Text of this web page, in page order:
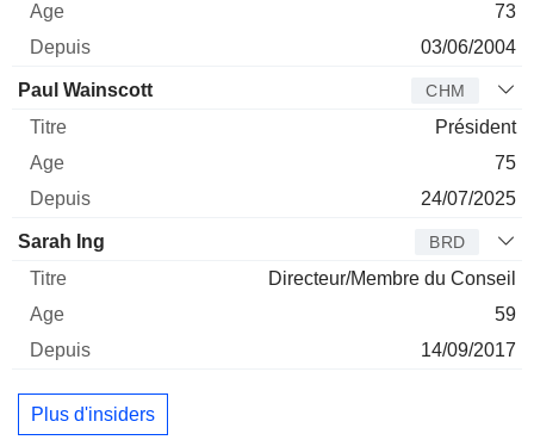
73
03/06/2004
Paul Wainscott CHM
Président
75
24/07/2025
Sarah Ing BRD
Directeur/Membre du Conseil
59
14/09/2017
Plus d'insiders